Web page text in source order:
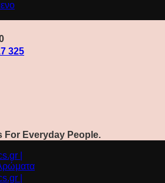
325
For Everyday People.